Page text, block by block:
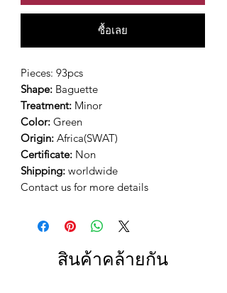
ซื้อเลย
Pieces: 93pcs
Shape: Baguette
Treatment: Minor
Color: Green
Origin: Africa(SWAT)
Certificate: Non
Shipping: worldwide
Contact us for more details
สินค้าคล้ายกัน